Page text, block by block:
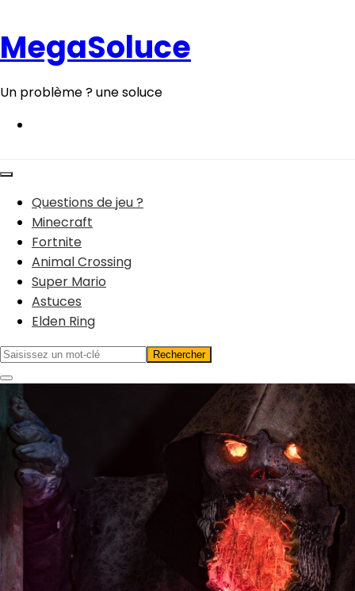
contenu
MegaSoluce
Un problème ? une soluce
Questions de jeu ?
Minecraft
Fortnite
Animal Crossing
Super Mario
Astuces
Elden Ring